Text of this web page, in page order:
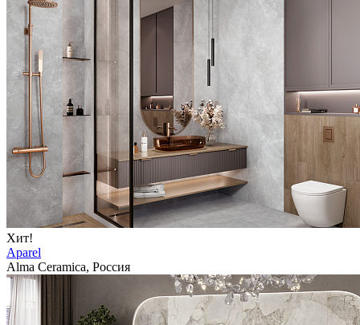
Хит!
Aparel
Alma Ceramica, Россия